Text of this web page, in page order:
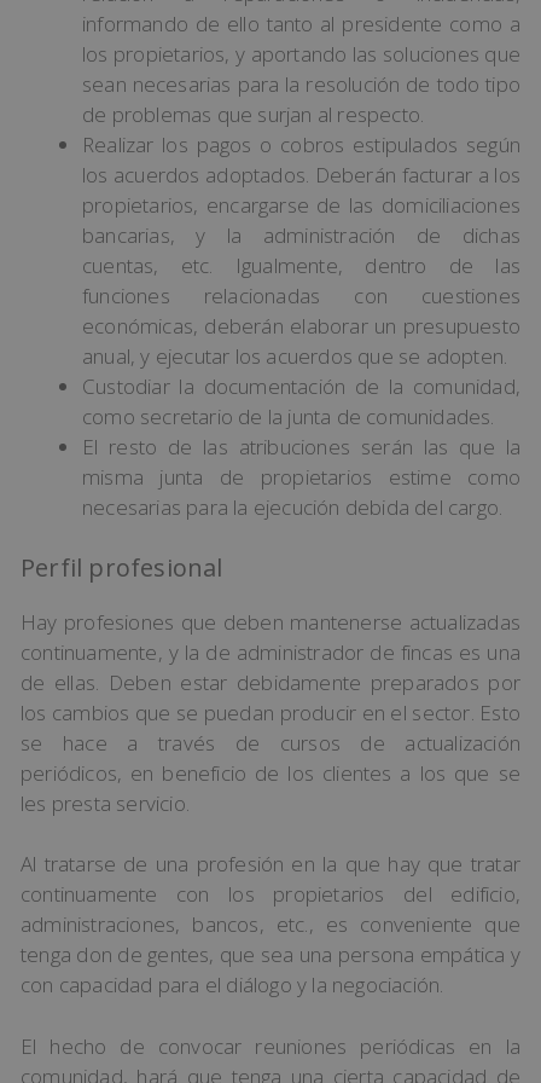
informando de ello tanto al presidente como a
los propietarios, y aportando las soluciones que
sean necesarias para la resolución de todo tipo
de problemas que surjan al respecto.
Realizar los pagos o cobros estipulados según
los acuerdos adoptados. Deberán facturar a los
propietarios, encargarse de las domiciliaciones
bancarias, y la administración de dichas
cuentas, etc. Igualmente, dentro de las
funciones relacionadas con cuestiones
económicas, deberán elaborar un presupuesto
anual, y ejecutar los acuerdos que se adopten.
Custodiar la documentación de la comunidad,
como secretario de la junta de comunidades.
El resto de las atribuciones serán las que la
misma junta de propietarios estime como
necesarias para la ejecución debida del cargo.
Perfil profesional
Hay profesiones que deben mantenerse actualizadas
continuamente, y la de administrador de fincas es una
de ellas. Deben estar debidamente preparados por
los cambios que se puedan producir en el sector. Esto
se hace a través de cursos de actualización
periódicos, en beneficio de los clientes a los que se
les presta servicio.
Al tratarse de una profesión en la que hay que tratar
continuamente con los propietarios del edificio,
administraciones, bancos, etc., es conveniente que
tenga don de gentes, que sea una persona empática y
con capacidad para el diálogo y la negociación.
El hecho de convocar reuniones periódicas en la
comunidad, hará que tenga una cierta capacidad de